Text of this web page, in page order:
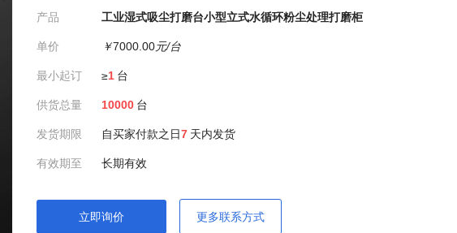
产品 工业湿式吸尘打磨台小型立式水循环粉尘处理打磨柜
单价 ￥7000.00元/台
最小起订 ≥1 台
供货总量 10000 台
发货期限 自买家付款之日7 天内发货
有效期至 长期有效
立即询价 更多联系方式